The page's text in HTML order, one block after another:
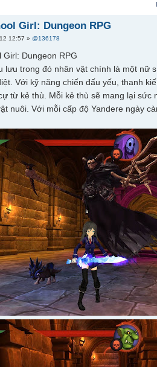
Girl: Dungeon RPG
12:57 »@136178
lưu trong đó nhân vật chính là một
Với kỹ năng chiến đấu yếu, thanh
từ kẻ thù. Mỗi kẻ thù sẽ mang lại
nuôi. Với mỗi cấp độ Yandere ngày